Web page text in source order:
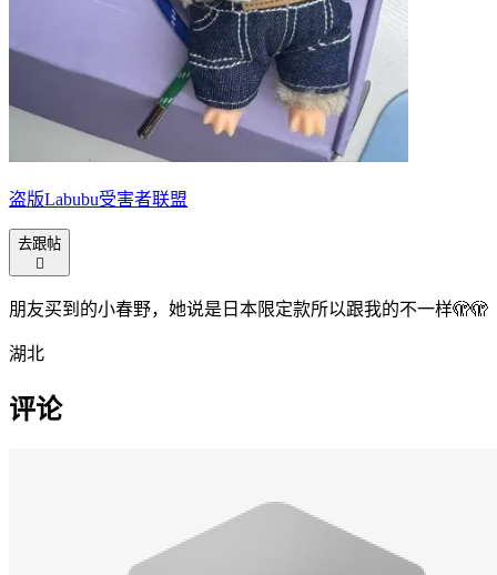
盗版Labubu受害者联盟
去跟帖

朋友买到的小春野，她说是日本限定款所以跟我的不一样🫣🫣
湖北
评论